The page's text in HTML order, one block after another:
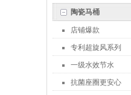
陶瓷马桶
店铺爆款
专利超旋风系列
一级水效节水
抗菌座圈更安心